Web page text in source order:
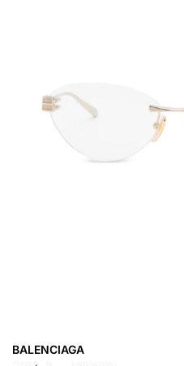
BALENCIAGA